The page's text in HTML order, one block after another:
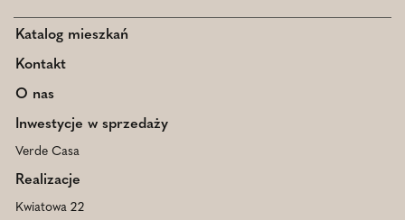
Katalog mieszkań
Kontakt
O nas
Inwestycje w sprzedaży
Verde Casa
Realizacje
Kwiatowa 22